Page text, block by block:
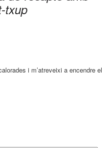
txup
i m’atreveixi a encendre el